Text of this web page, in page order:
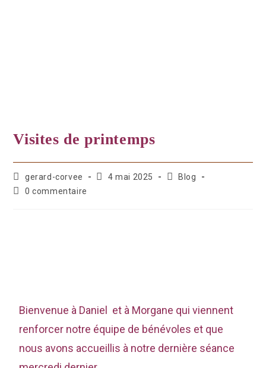
Visites de printemps
gerard-corvee 4 mai 2025
Blog
0 commentaire
Bienvenue à Daniel et à Morgane qui viennent
renforcer notre équipe de bénévoles et que
nous avons accueillis à notre dernière séance